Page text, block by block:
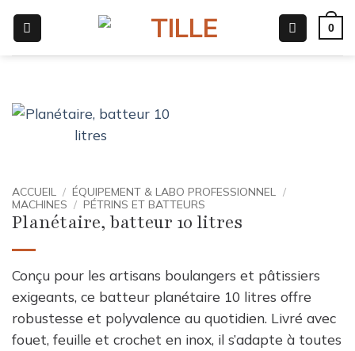
contenu
0
ACCUEIL / ÉQUIPEMENT & LABO PROFESSIONNEL
/
MACHINES / PÉTRINS ET BATTEURS
Planétaire, batteur 10 litres
Conçu pour les artisans boulangers et pâtissiers
exigeants, ce batteur planétaire 10 litres offre
robustesse et polyvalence au quotidien. Livré avec
fouet, feuille et crochet en inox, il s’adapte à toutes